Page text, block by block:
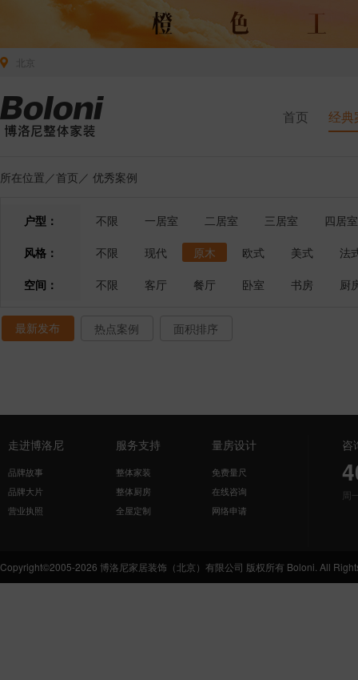
首页 经典
所在位置／首页 ／ 优秀案例
户型： 不限 一居室 二居室 三居室
四居室
风格：
不限 现代 原木 欧式 美式
法
空间：
不限 客厅 餐厅 卧室 书房 厨
最新发布 热点案例 面积排序
走进博洛尼
品牌故事
品牌大片
营业执照
服务支持
整体家装
整体厨房
全屋定制
量房设计
免费量尺
在线咨询
网络申请
咨
周
Copyright©2005-2026 博洛尼家居装饰（北京）有限公司 版权所有 Boloni. All